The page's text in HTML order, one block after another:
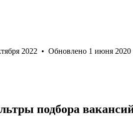
2022 • Обновлено 1 июня 2020
подбора